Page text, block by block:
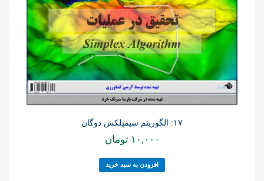
۱۷: الگوریتم سیمپلکس دوگان
۱۰,۰۰۰ تومان
افزودن به سبد خرید